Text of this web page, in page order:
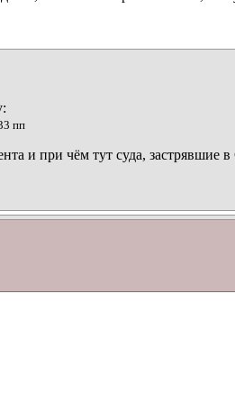
пп
и при чём тут суда, застрявшие